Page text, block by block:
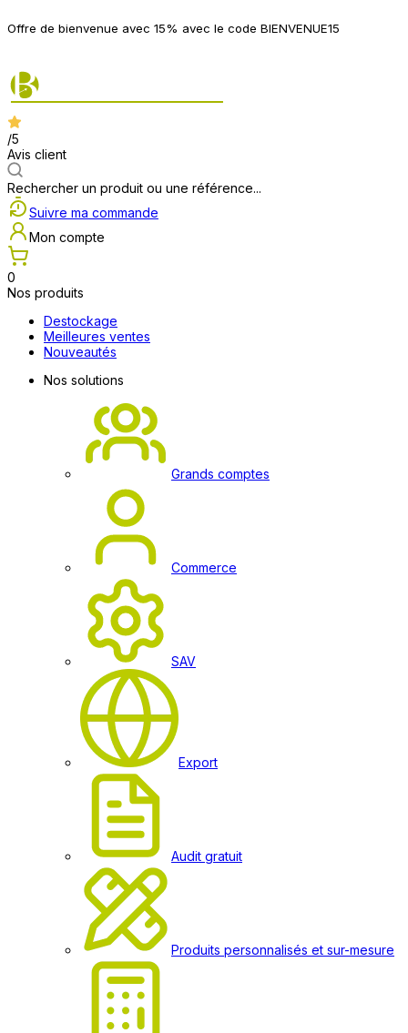
Offre de bienvenue avec 15% avec le code BIENVENUE15
/5
Avis client
Rechercher un produit ou une référence...
Suivre ma commande
Mon compte
0
Nos produits
Destockage
Meilleures ventes
Nouveautés
Nos solutions
Grands comptes
Commerce
SAV
Export
Audit gratuit
Produits personnalisés et sur-mesure